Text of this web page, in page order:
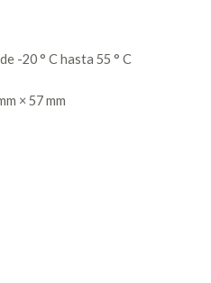
-20 ° C hasta 55 ° C
× 57 mm